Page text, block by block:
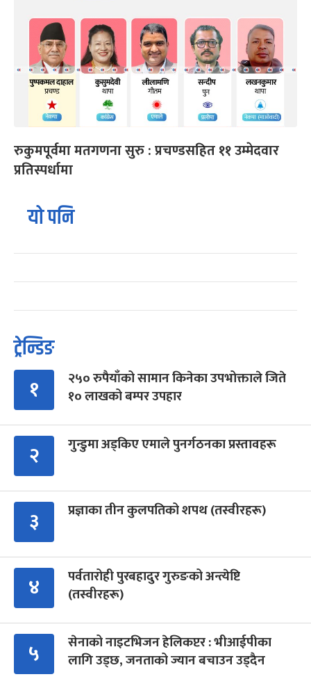
रुकुमपूर्वमा मतगणना सुरु : प्रचण्डसहित ११ उम्मेदवार
प्रतिस्पर्धामा
यो पनि
ट्रेन्डिङ
१
२५० रुपैयाँको सामान किनेका उपभोक्ताले जिते
१० लाखको बम्पर उपहार
२ गुन्डुमा अड्किए एमाले पुनर्गठनका प्रस्तावहरू
३ प्रज्ञाका तीन कुलपतिको शपथ (तस्वीरहरू)
४
पर्वतारोही पुरबहादुर गुरुङको अन्त्येष्टि
(तस्वीरहरू)
५
सेनाको नाइटभिजन हेलिकप्टर : भीआईपीका
लागि उड्छ, जनताको ज्यान बचाउन उड्दैन